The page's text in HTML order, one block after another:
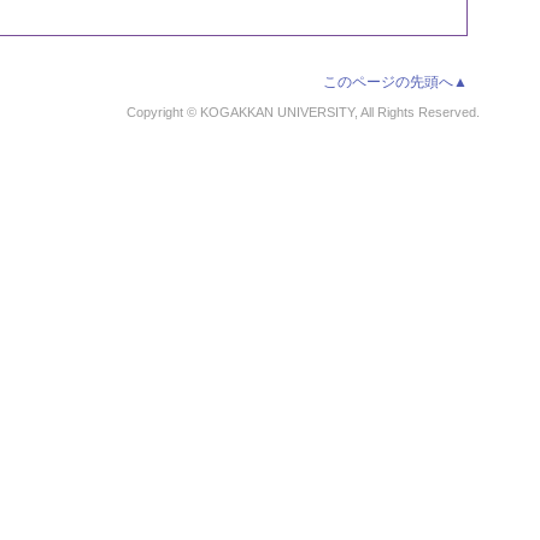
このページの先頭へ▲
Copyright © KOGAKKAN UNIVERSITY, All Rights Reserved.